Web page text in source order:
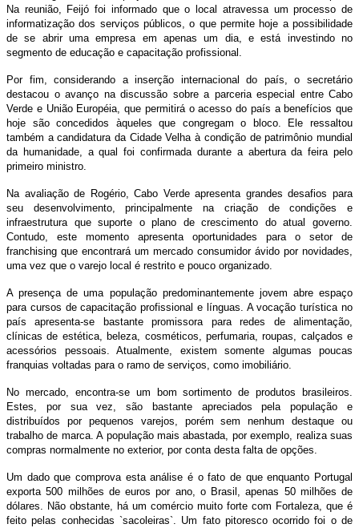
Na reunião, Feijó foi informado que o local atravessa um processo de
informatização dos serviços públicos, o que permite hoje a possibilidade
de se abrir uma empresa em apenas um dia, e está investindo no
segmento de educação e capacitação profissional.
Por fim, considerando a inserção internacional do país, o secretário
destacou o avanço na discussão sobre a parceria especial entre Cabo
Verde e União Européia, que permitirá o acesso do país a benefícios que
hoje são concedidos àqueles que congregam o bloco. Ele ressaltou
também a candidatura da Cidade Velha à condição de patrimônio mundial
da humanidade, a qual foi confirmada durante a abertura da feira pelo
primeiro ministro.
Na avaliação de Rogério, Cabo Verde apresenta grandes desafios para
seu desenvolvimento, principalmente na criação de condições e
infraestrutura que suporte o plano de crescimento do atual governo.
Contudo, este momento apresenta oportunidades para o setor de
franchising que encontrará um mercado consumidor ávido por novidades,
uma vez que o varejo local é restrito e pouco organizado.
A presença de uma população predominantemente jovem abre espaço
para cursos de capacitação profissional e línguas. A vocação turística no
país apresenta-se bastante promissora para redes de alimentação,
clínicas de estética, beleza, cosméticos, perfumaria, roupas, calçados e
acessórios pessoais. Atualmente, existem somente algumas poucas
franquias voltadas para o ramo de serviços, como imobiliário.
No mercado, encontra-se um bom sortimento de produtos brasileiros.
Estes, por sua vez, são bastante apreciados pela população e
distribuídos por pequenos varejos, porém sem nenhum destaque ou
trabalho de marca. A população mais abastada, por exemplo, realiza suas
compras normalmente no exterior, por conta desta falta de opções.
Um dado que comprova esta análise é o fato de que enquanto Portugal
exporta 500 milhões de euros por ano, o Brasil, apenas 50 milhões de
dólares. Não obstante, há um comércio muito forte com Fortaleza, que é
feito pelas conhecidas `sacoleiras`. Um fato pitoresco ocorrido foi o de